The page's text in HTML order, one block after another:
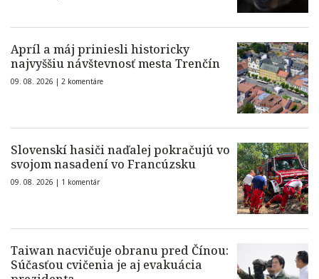
Apríl a máj priniesli historicky
najvyššiu návštevnosť mesta Trenčín
09. 08. 2026 | 2 komentáre
Slovenskí hasiči naďalej pokračujú vo
svojom nasadení vo Francúzsku
09. 08. 2026 | 1 komentár
Taiwan nacvičuje obranu pred Čínou:
Súčasťou cvičenia je aj evakuácia